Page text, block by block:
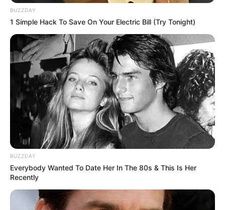
BUZZDAY
1 Simple Hack To Save On Your Electric Bill (Try Tonight)
BUZZDAY
Everybody Wanted To Date Her In The 80s & This Is Her
Recently